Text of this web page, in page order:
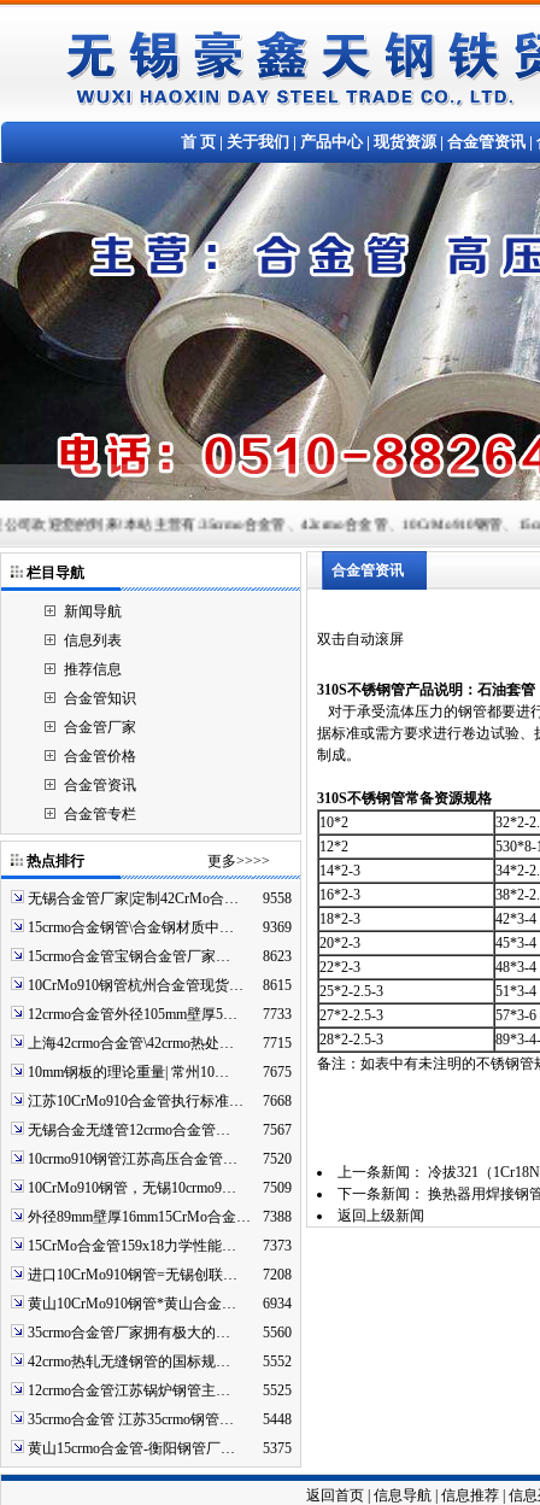
首 页 | 关于我们 | 产品中心| 现货资源| 合金管资讯 |
欢迎您的到来!本站主营有:35crmo合金管、42crmo合金管、10CrMo910钢管、
栏目导航
新闻导航
信息列表
推荐信息
合金管知识
合金管厂家
合金管价格
合金管资讯
合金管专栏
热点排行 更多>>>>
无锡合金管厂家|定制42CrMo合…
9558
15crmo合金钢管\合金钢材质中…
9369
15crmo合金管宝钢合金管厂家…
8623
10CrMo910钢管杭州合金管现货…
8615
12crmo合金管外径105mm壁厚5…
7733
上海42crmo合金管\42crmo热处…
7715
10mm钢板的理论重量| 常州10…
7675
江苏10CrMo910合金管执行标准…
7668
无锡合金无缝管12crmo合金管…
7567
10crmo910钢管江苏高压合金管…
7520
10CrMo910钢管，无锡10crmo9…
7509
外径89mm壁厚16mm15CrMo合金…
7388
15CrMo合金管159x18力学性能…
7373
进口10CrMo910钢管=无锡创联…
7208
黄山10CrMo910钢管*黄山合金…
6934
35crmo合金管厂家拥有极大的…
5560
42crmo热轧无缝钢管的国标规…
5552
12crmo合金管江苏锅炉钢管主…
5525
35crmo合金管 江苏35crmo钢管…
5448
黄山15crmo合金管-衡阳钢管厂…
5375
合金管资讯
双击自动滚屏
310S不锈钢管产品说明：石油套
对于承受流体压力的钢管都要进
据标准或需方要求进行卷边试验
制成。
310S不锈钢管常备资源规格
10*2
32*2-
12*2
530*8-
14*2-3
34*2-
16*2-3
38*2-
18*2-3
42*3-4
20*2-3
45*3-4
22*2-3
48*3-4
25*2-2.5-3
51*3-4
27*2-2.5-3
57*3-6
28*2-2.5-3
89*3-
备注：如表中有未注明的不锈钢
上一条新闻： 冷拔321（
下一条新闻： 换热器用焊接钢
返回上级新闻
返回首页 信息导航 信息推荐 信